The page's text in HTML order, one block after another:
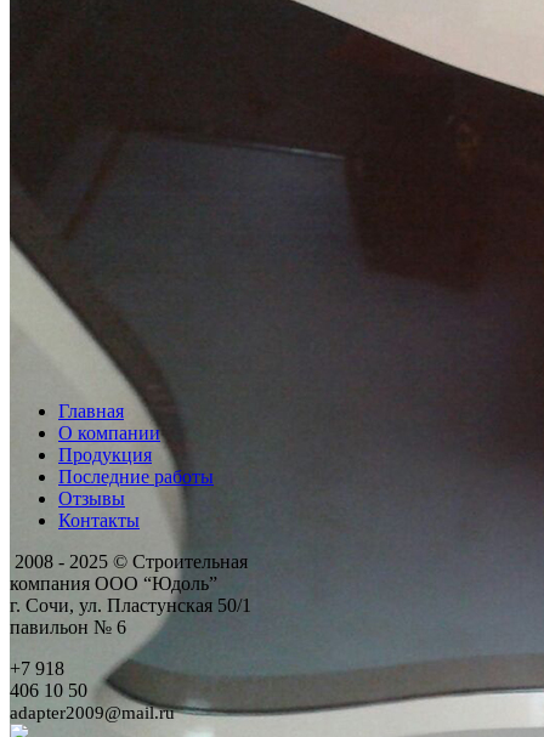
Главная
О компании
Продукция
Последние работы
Отзывы
Контакты
2008 - 2025 © Строительная
компания ООО “Юдоль”
г. Сочи, ул. Пластунская 50/1
павильон № 6
+7 918
406 10 50
adapter2009@mail.ru